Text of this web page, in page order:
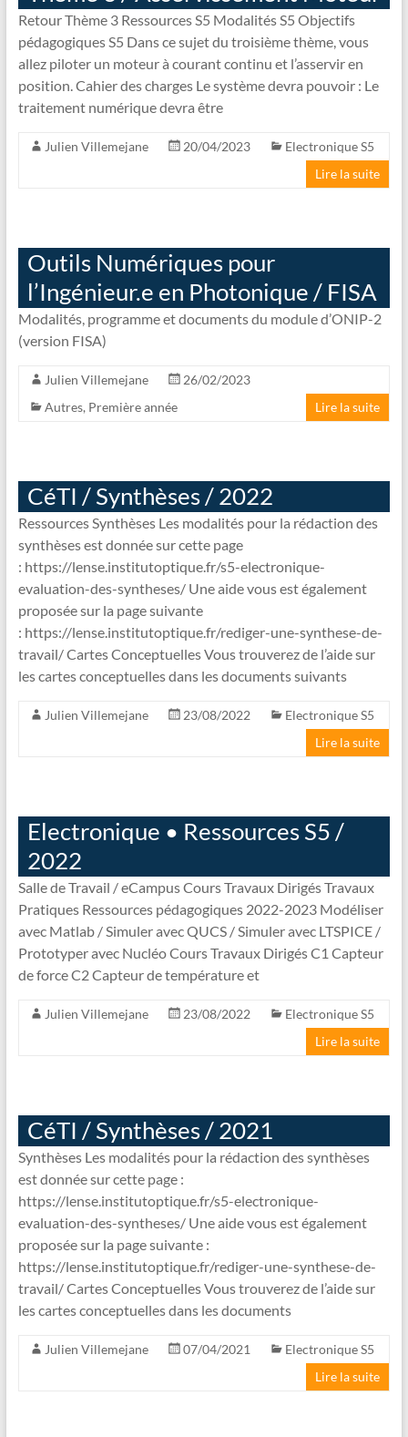
Retour Thème 3 Ressources S5 Modalités S5 Objectifs
pédagogiques S5 Dans ce sujet du troisième thème, vous
allez piloter un moteur à courant continu et l’asservir en
position. Cahier des charges Le système devra pouvoir : Le
traitement numérique devra être
Julien Villemejane 20/04/2023
Electronique S5
Lire la suite
Outils Numériques pour
l’Ingénieur.e en Photonique / FISA
Modalités, programme et documents du module d’ONIP-2
(version FISA)
Julien Villemejane
26/02/2023
Autres, Première année Lire la suite
CéTI / Synthèses / 2022
Ressources Synthèses Les modalités pour la rédaction des
synthèses est donnée sur cette page
: https://lense.institutoptique.fr/s5-electronique-
evaluation-des-syntheses/ Une aide vous est également
proposée sur la page suivante
: https://lense.institutoptique.fr/rediger-une-synthese-de-
travail/ Cartes Conceptuelles Vous trouverez de l’aide sur
les cartes conceptuelles dans les documents suivants
Julien Villemejane 23/08/2022
Electronique S5
Lire la suite
Electronique • Ressources S5 /
2022
Salle de Travail / eCampus Cours Travaux Dirigés Travaux
Pratiques Ressources pédagogiques 2022-2023 Modéliser
avec Matlab / Simuler avec QUCS / Simuler avec LTSPICE /
Prototyper avec Nucléo Cours Travaux Dirigés C1 Capteur
de force C2 Capteur de température et
Julien Villemejane 23/08/2022
Electronique S5
Lire la suite
CéTI / Synthèses / 2021
Synthèses Les modalités pour la rédaction des synthèses
est donnée sur cette page :
https://lense.institutoptique.fr/s5-electronique-
evaluation-des-syntheses/ Une aide vous est également
proposée sur la page suivante :
https://lense.institutoptique.fr/rediger-une-synthese-de-
travail/ Cartes Conceptuelles Vous trouverez de l’aide sur
les cartes conceptuelles dans les documents
Julien Villemejane 07/04/2021
Electronique S5
Lire la suite